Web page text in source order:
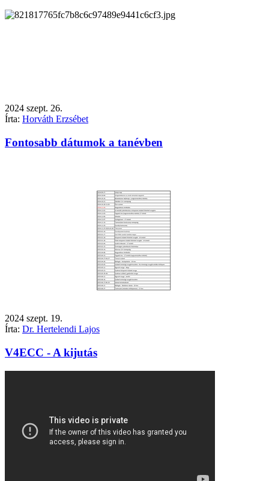
2024 szept. 26.
Írta: Horváth Erzsébet
Fontosabb dátumok a tanévben
2024 szept. 19.
Írta: Dr. Hertelendi Lajos
V4ECC - A kijutás